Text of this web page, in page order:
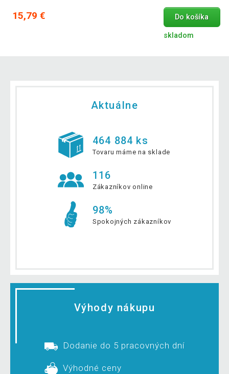
15,79 € Do košíka
skladom
Aktuálne
464 884 ks
Tovaru máme na sklade
116
Zákazníkov online
98%
Spokojných zákazníkov
Výhody nákupu
Dodanie do 5 pracovných dní
Výhodné ceny